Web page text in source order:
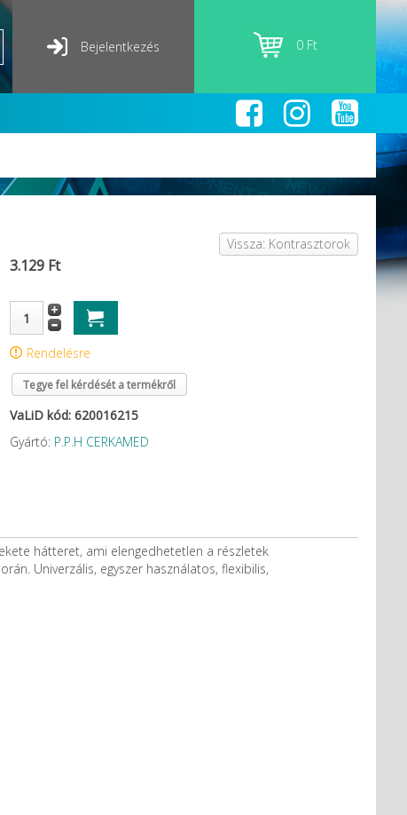
Bejelentkezés 0 Ft
Vissza: Kontrasztorok
3.129 Ft
Rendelésre
Tegye fel kérdését a termékről
VaLiD kód: 620016215
Gyártó: P.P.H CERKAMED
hátteret, ami elengedhetetlen a részletek
Univerzális, egyszer használatos, flexibilis,